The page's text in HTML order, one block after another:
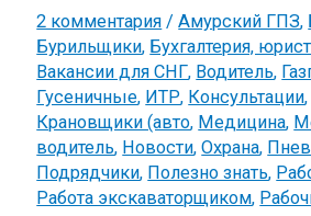
2 комментария /Амурский ГПЗ,
Бурильщики, Бухгалтерия,
Вакансии для СНГ, Водитель,
Гусеничные, ИТР, Консультации,
Крановщики (авто, Медицина,
водитель, Новости,Охрана,
Подрядчики, Полезно знать,
Работа экскаваторщиком,